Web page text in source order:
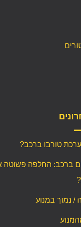
טורבו ברכב?
ברכב: החלפה פשוטה
/ נמוך במנוע